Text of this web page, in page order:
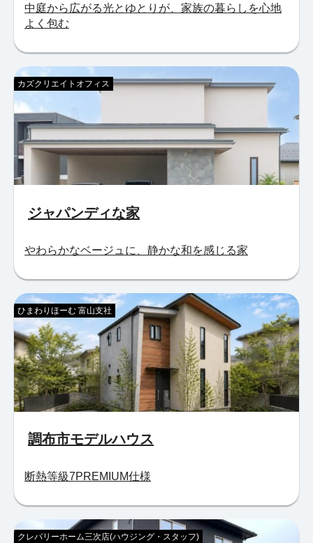
中庭から広がる光とゆとりが、家族の暮らしを心地
よく包む
ジャパンディな家
カズクリエイトオフィス
やわらかなベージュに、静かな和を感じる家
調布市モデルハウス
ひまわりほーむ 富山支社
断熱等級7PREMIUM仕様
クレバリーホーム三次店(ハウジング・スタッフ)